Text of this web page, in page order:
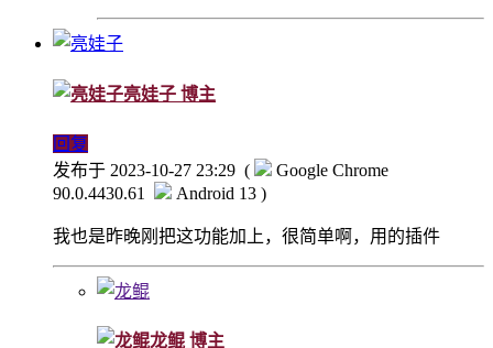
亮娃子 博主
回复
发布于 2023-10-27 23:29 (
Google Chrome
90.0.4430.61
Android 13 )
我也是昨晚刚把这功能加上，很简单啊，用的插件
龙鲲 博主